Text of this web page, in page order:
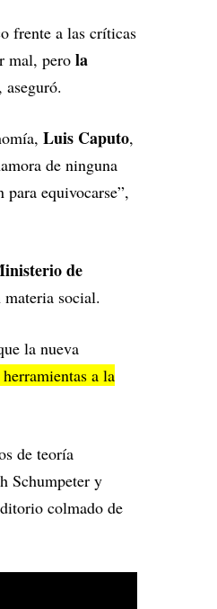
frente a las críticas
mal, pero la
Luis Caputo,
de ninguna
equivocarse”,
de
social.
la nueva
a la
de teoría
Schumpeter y
colmado de